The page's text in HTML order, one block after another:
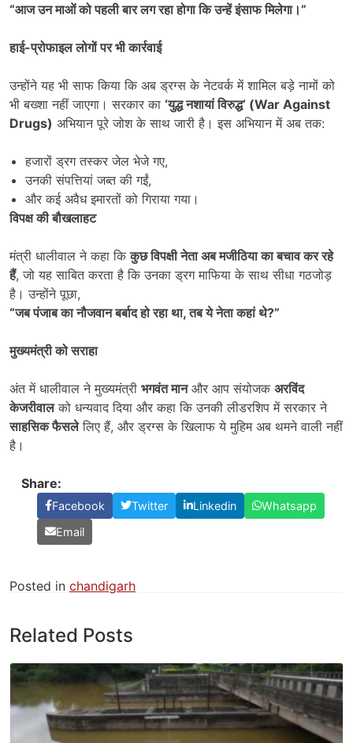
“आज उन माओं को पहली बार लग रहा होगा कि उन्हें इंसाफ मिलेगा।”
हाई-प्रोफाइल लोगों पर भी कार्रवाई
उन्होंने यह भी साफ किया कि अब ड्रग्स के नेटवर्क में शामिल बड़े नामों को
भी बख्शा नहीं जाएगा। सरकार का ‘युद्ध नशायां विरुद्ध‘ (War Against
Drugs) अभियान पूरे जोश के साथ जारी है। इस अभियान में अब तक:
हजारों ड्रग तस्कर जेल भेजे गए,
उनकी संपत्तियां जब्त की गईं,
और कई अवैध इमारतों को गिराया गया।
विपक्ष की बौखलाहट
मंत्री धालीवाल ने कहा किकुछ विपक्षी नेता अब मजीठिया का बचाव कर रहे
हैं, जो यह साबित करता है कि उनका ड्रग माफिया के साथ सीधा गठजोड़
है। उन्होंने पूछा,
“जब पंजाब का नौजवान बर्बाद हो रहा था,तब ये नेता कहां थे?”
मुख्यमंत्री को सराहा
अंत में धालीवाल ने मुख्यमंत्री भगवंत मानऔर आप संयोजक अरविंद
केजरीवालको धन्यवाद दिया और कहा कि उनकी लीडरशिप में सरकार ने
साहसिक फैसलेलिए हैं, और ड्रग्स के खिलाफ ये मुहिम अब थमने वाली नहीं
है।
Share:
Facebook Twitter Linkedin
Whatsapp
Email
Posted in chandigarh
Related Posts